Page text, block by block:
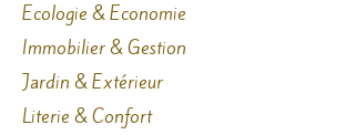
Ecologie & Economie
Immobilier & Gestion
Jardin & Extérieur
Literie & Confort